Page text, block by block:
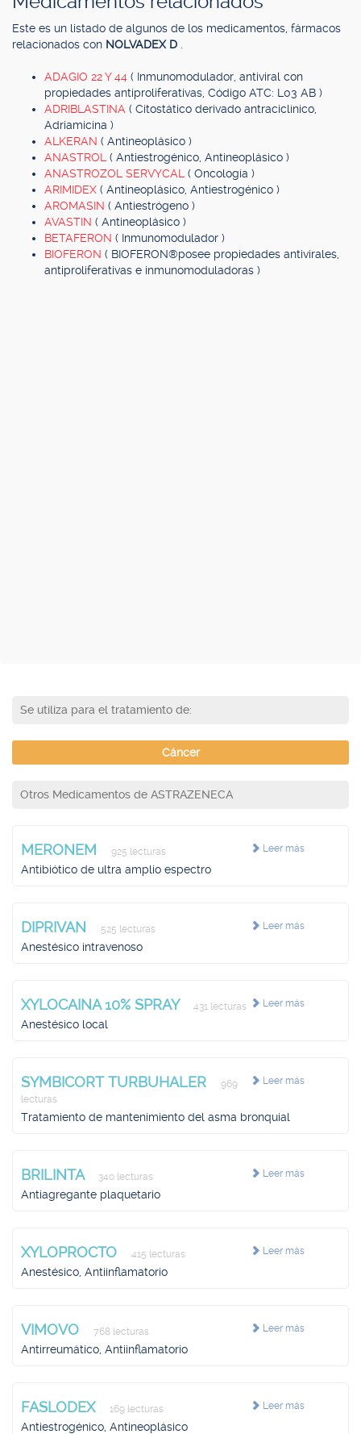
Este es un listado de algunos de los medicamentos, fármacos
relacionados con NOLVADEX D
ADAGIO 22 Y 44 ( Inmunomodulador, antiviral con
propiedades antiproliferativas, Código ATC: L03 AB )
ADRIBLASTINA ( Citostático derivado antraciclínico,
Adriamicina )
ALKERAN ( Antineoplásico )
ANASTROL ( Antiestrogénico, Antineoplásico )
ANASTROZOL SERVYCAL ( Oncología )
ARIMIDEX ( Antineoplásico, Antiestrogénico )
AROMASIN ( Antiestrógeno )
AVASTIN ( Antineoplásico )
BETAFERON ( Inmunomodulador )
BIOFERON ( BIOFERON®posee propiedades antivirales,
antiproliferativas e inmunomoduladoras )
Se utiliza para el tratamiento de:
Cáncer
Otros Medicamentos de ASTRAZENECA
Leer más
MERONEM 925 lecturas
Antibiótico de ultra amplio espectro
Leer más
DIPRIVAN 525 lecturas
Anestésico intravenoso
Leer más
XYLOCAINA 10% SPRAY 431 lecturas
Anestésico local
Leer más
SYMBICORT TURBUHALER
969
lecturas
Tratamiento de mantenimiento del asma bronquial
Leer más
BRILINTA 340 lecturas
Antiagregante plaquetario
Leer más
XYLOPROCTO 415 lecturas
Anestésico, Antiinflamatorio
Leer más
VIMOVO 768 lecturas
Antirreumático, Antiinflamatorio
Leer más
FASLODEX 169 lecturas
Antiestrogénico, Antineoplásico